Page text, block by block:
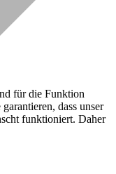
für die Funktion
dass unser
funktioniert. Daher